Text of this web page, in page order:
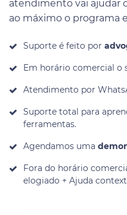
atendimento vai ajudar
ao máximo o programa
Suporte é feito por
Em horário comercial o
Atendimento por
Suporte total para
ferramentas.
Agendamos uma
Fora do horário
elogiado + Ajuda